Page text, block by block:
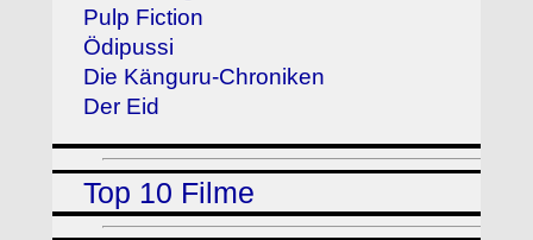
Pulp Fiction
Ödipussi
Die Känguru-Chroniken
Der Eid
Top 10 Filme